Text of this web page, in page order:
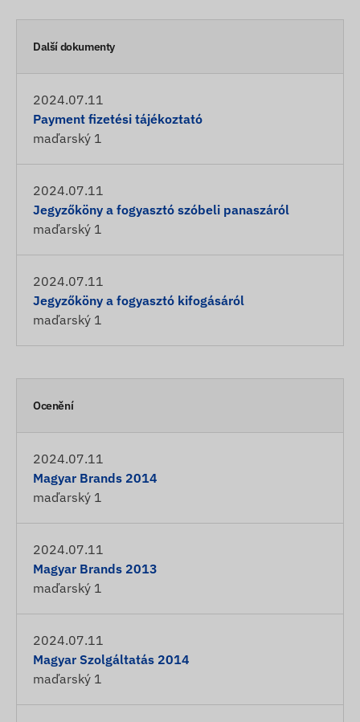
Další dokumenty
2024.07.11
Payment fizetési tájékoztató
maďarský 1
2024.07.11
Jegyzőköny a fogyasztó szóbeli panaszáról
maďarský 1
2024.07.11
Jegyzőköny a fogyasztó kifogásáról
maďarský 1
Ocenění
2024.07.11
Magyar Brands 2014
maďarský 1
2024.07.11
Magyar Brands 2013
maďarský 1
2024.07.11
Magyar Szolgáltatás 2014
maďarský 1